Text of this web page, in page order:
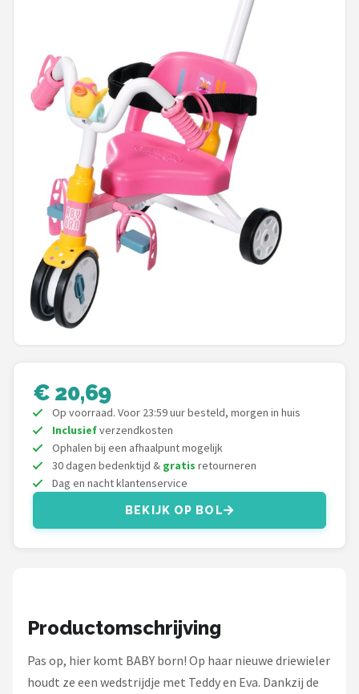
Barbie
Paola Reina
Götz
Rainbow High
Disney
Corolle
L.O.L. Surprise!
Alle merken →
€ 20,69
Op voorraad. Voor 23:59 uur besteld, morgen in huis
Inclusiefverzendkosten
Ophalen bij een afhaalpunt mogelijk
30 dagen bedenktijd & gratis retourneren
Dag en nacht klantenservice
BEKIJK OP BOL
Productomschrijving
Pas op, hier komt BABY born! Op haar nieuwe driewieler
houdt ze een wedstrijdje met Teddy en Eva. Dankzij de